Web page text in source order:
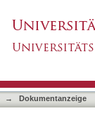
→ Dokumentanzeige